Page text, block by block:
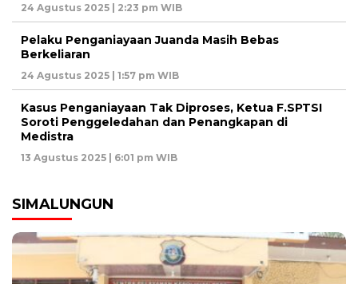
24 Agustus 2025 | 2:23 pm WIB
Pelaku Penganiayaan Juanda Masih Bebas
Berkeliaran
24 Agustus 2025 | 1:57 pm WIB
Kasus Penganiayaan Tak Diproses, Ketua F.SPTSI
Soroti Penggeledahan dan Penangkapan di
Medistra
13 Agustus 2025 | 6:01 pm WIB
SIMALUNGUN